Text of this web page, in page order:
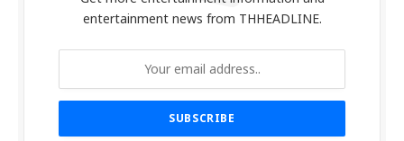
entertainment news from THHEADLINE.